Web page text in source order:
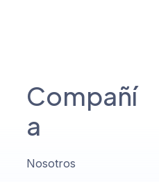
Compañí
a
Nosotros